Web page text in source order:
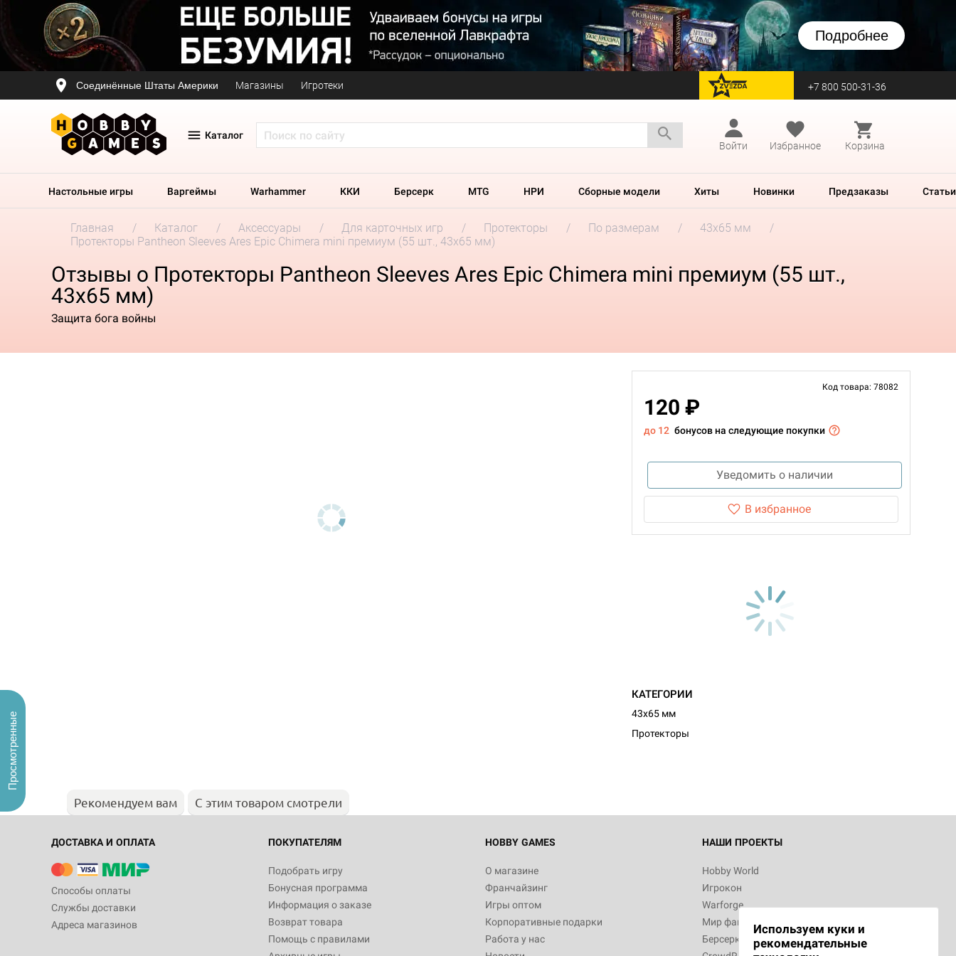
Подробнее
Соединённые Штаты Америки Магазины Игротеки перейти на Zvezda +7 800 500-31-36
Каталог
Войти
Избранное Корзина
Настольные игры Варгеймы Warhammer ККИ Берсерк MTG НРИ Сборные модели Хиты Новинки Предзаказы Статьи
Главная Каталог Аксессуары Для карточных игр Протекторы По размерам
43x65 мм
Протекторы Pantheon Sleeves Ares Epic Chimera mini премиум (55 шт., 43x65 мм)
Отзывы о Протекторы Pantheon Sleeves Ares Epic Chimera mini премиум (55 шт.,
43x65 мм)
Защита бога войны
Код товара: 78082
120 ₽
до 12 бонусов на следующие покупки
Уведомить о наличии
В избранное
КАТЕГОРИИ
43x65 мм
Протекторы
Рекомендуем вам С этим товаром смотрели
ДОСТАВКА И ОПЛАТА
Способы оплаты
Службы доставки
Адреса магазинов
ПОКУПАТЕЛЯМ
Подобрать игру
Бонусная программа
Информация о заказе
Возврат товара
Помощь с правилами
HOBBY GAMES
О магазине
Франчайзинг
Игры оптом
Корпоративные подарки
Работа у нас
НАШИ ПРОЕКТЫ
Hobby World
Игрокон
Warforge
Мир фантастики
Берсерк
Используем куки и
рекомендательные
Просмотренные
Настольная игра Hobby World Монстры
Белая смерть
12 990
Настольная игра Hobby World Берсерк.
3 490